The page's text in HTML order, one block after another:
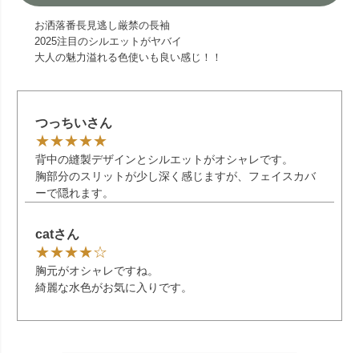
お洒落番長見逃し厳禁の長袖
2025注目のシルエットがヤバイ
大人の魅力溢れる色使いも良い感じ！！
つっちいさん
背中の縫製デザインとシルエットがオシャレです。
胸部分のスリットが少し深く感じますが、フェイスカバ
ーで隠れます。
catさん
胸元がオシャレですね。
綺麗な水色がお気に入りです。